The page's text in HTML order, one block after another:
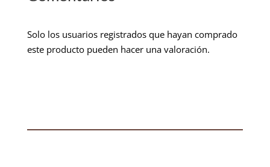
Solo los usuarios registrados que hayan comprado
este producto pueden hacer una valoración.